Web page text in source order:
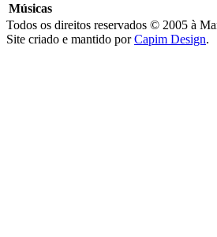
Músicas
Todos os direitos reservados © 2005 à
Site criado e mantido porCapim Design.